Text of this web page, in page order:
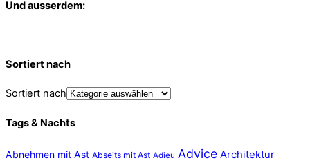
Und ausserdem:
Sortiert nach
Sortiert nach
Tags & Nachts
Abnehmen mit Ast Abseits mit Ast Adieu Advice Architektur